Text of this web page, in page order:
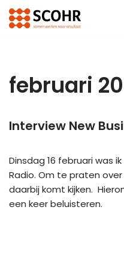
Ga
inhoud
februari
Interview New
Dinsdag 16 februari was
Radio. Om te praten
daarbij komt kijken.
een keer beluisteren.